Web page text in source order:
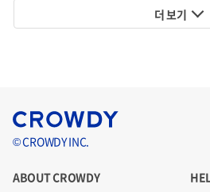
기타 위험
1. 본 사채는 원금 보장 상품이 아니
실이 발생할 수 있습니다. 쿠마오 크
더 보기
© CROWDY INC.
ABOUT CROWDY